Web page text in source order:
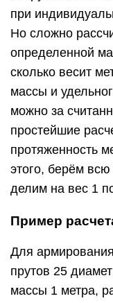
при
Но сложно
определенной
сколько весит
массы и
можно за
простейшие
протяженность
этого, берём
делим на вес 1
Пример
Для
прутов 25
массы 1 метра,